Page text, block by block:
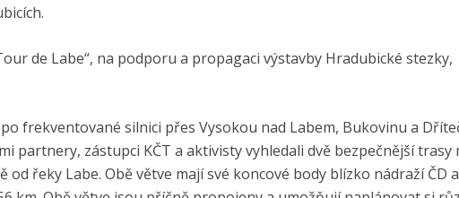
de Labe“, na podporu a propagaci výstavby Hradubické stezky,
frekventované silnici přes Vysokou nad Labem, Bukovinu a
partnery, zástupci KČT a aktivisty vyhledali dvě bezpečnější trasy
řeky Labe. Obě větve mají své koncové body blízko nádraží ČD a